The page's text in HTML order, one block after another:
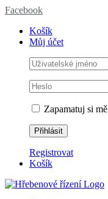
Facebook
Košík
Můj účet
Zapamatuj si mě
Registrovat
Košík